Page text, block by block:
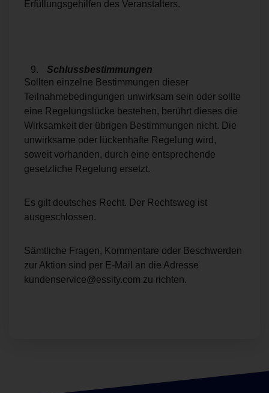
Erfüllungsgehilfen des Veranstalters.
Schlussbestimmungen
Sollten einzelne Bestimmungen dieser
Teilnahmebedingungen unwirksam sein oder sollte
eine Regelungslücke bestehen, berührt dieses die
Wirksamkeit der übrigen Bestimmungen nicht. Die
unwirksame oder lückenhafte Regelung wird,
soweit vorhanden, durch eine entsprechende
gesetzliche Regelung ersetzt.
Es gilt deutsches Recht. Der Rechtsweg ist
ausgeschlossen.
Sämtliche Fragen, Kommentare oder Beschwerden
zur Aktion sind per E-Mail an die Adresse
kundenservice@essity.com zu richten.